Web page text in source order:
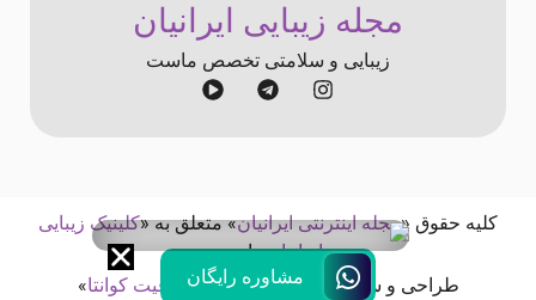
مجله زیبایی ایرانیان
زیبایی و سلامتی تخصص ماست
کلیه حقوق «مجله اینترنتی ایرانیان» متعلق به «کلینیک زیبایی
ایرانیان» است
طراحی و سئو شده توسط «آژانس خلاقیت کوانتا» مشاوره رایگان